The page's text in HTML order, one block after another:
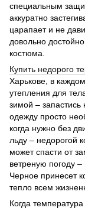
специальным
аккуратно
царапает и не
довольно
костюма.
Купить недорого
Харькове, в
утепления для
зимой –
одежду просто
когда нужно без
льду – недорогой
может спасти от
ветреную погоду
Черное принесет
тепло всем
Когда